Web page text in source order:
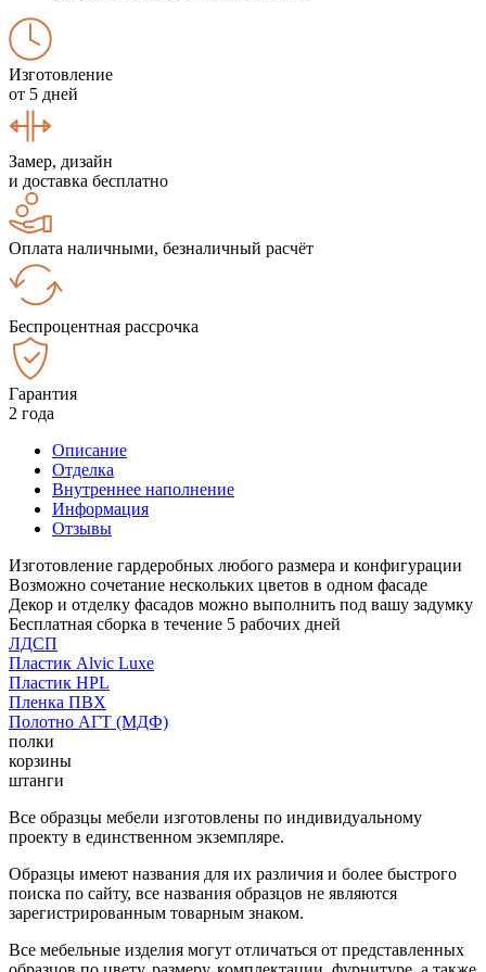
Изготовление
от 5 дней
Замер, дизайн
и доставка бесплатно
Оплата наличными, безналичный расчёт
Беспроцентная рассрочка
Гарантия
2 года
Описание
Отделка
Внутреннее наполнение
Информация
Отзывы
Изготовление гардеробных любого размера и конфигурации
Возможно сочетание нескольких цветов в одном фасаде
Декор и отделку фасадов можно выполнить под вашу задумку
Бесплатная сборка в течение 5 рабочих дней
ЛДСП
Пластик Alvic Luxe
Пластик HPL
Пленка ПВХ
Полотно АГТ (МДФ)
полки
корзины
штанги
Все образцы мебели изготовлены по индивидуальному
проекту в единственном экземпляре.
Образцы имеют названия для их различия и более быстрого
поиска по сайту, все названия образцов не являются
зарегистрированным товарным знаком.
Все мебельные изделия могут отличаться от представленных